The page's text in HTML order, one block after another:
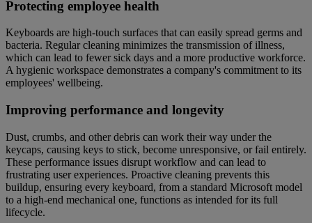
Protecting employee health
Keyboards are high-touch surfaces that can easily spread germs and
bacteria. Regular cleaning minimizes the transmission of illness,
which can lead to fewer sick days and a more productive workforce.
A hygienic workspace demonstrates a company's commitment to its
employees' wellbeing.
Improving performance and longevity
Dust, crumbs, and other debris can work their way under the
keycaps, causing keys to stick, become unresponsive, or fail entirely.
These performance issues disrupt workflow and can lead to
frustrating user experiences. Proactive cleaning prevents this
buildup, ensuring every keyboard, from a standard Microsoft model
to a high-end mechanical one, functions as intended for its full
lifecycle.